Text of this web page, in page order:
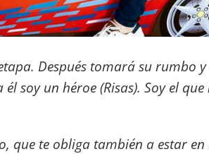
Después tomará su rumbo
soy un héroe (Risas). Soy el que
que te obliga también a estar